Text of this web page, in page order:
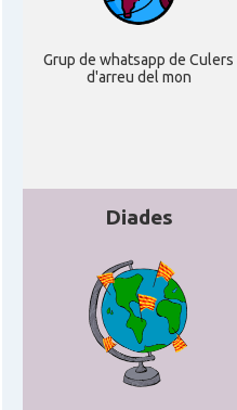
Grup de whatsapp de Culers
d'arreu del mon
Diades